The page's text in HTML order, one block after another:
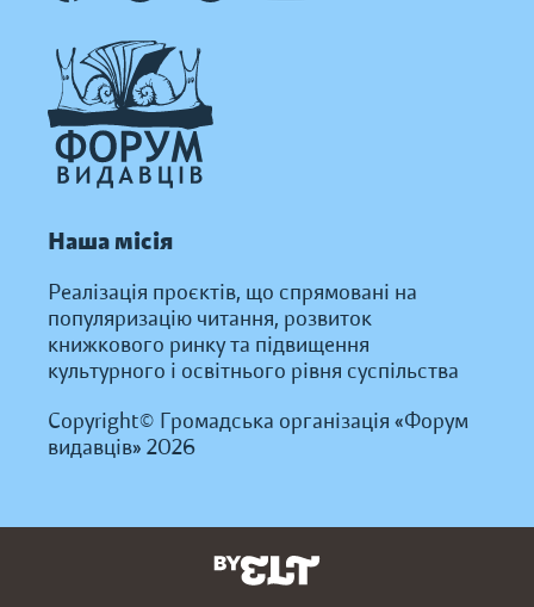
Наша місія
Реалізація проєктів, що спрямовані на
популяризацію читання, розвиток
книжкового ринку та підвищення
культурного і освітнього рівня суспільства
Copyright© Громадська організація «Форум
видавців» 2026